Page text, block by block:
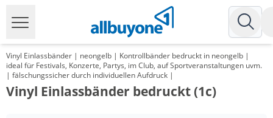
Vinyl Einlassbänder | neongelb | Kontrollbänder bedruckt in neongelb |
ideal für Festivals, Konzerte, Partys, im Club, auf Sportveranstaltungen uvm.
| fälschungssicher durch individuellen Aufdruck |
Vinyl Einlassbänder bedruckt (1c)